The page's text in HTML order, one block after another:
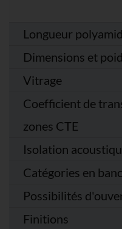
Longueur
Dimensions et
Vitrage
Coefficient de
zones CTE
Isolation
Catégories en
Possibilités
Finitions